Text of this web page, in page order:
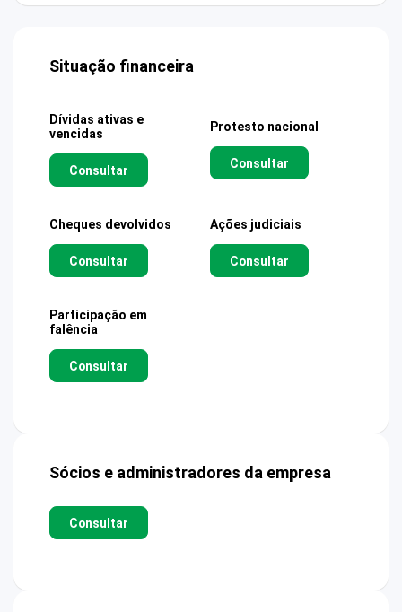
Situação financeira
Dívidas ativas e
vencidas
Consultar
Protesto nacional
Consultar
Cheques devolvidos
Consultar
Ações judiciais
Consultar
Participação em
falência
Consultar
Sócios e administradores da empresa
Consultar